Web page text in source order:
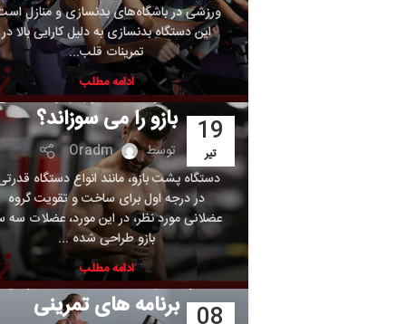
ورزشی در باشگاه‌های بدنسازی و منازل است.
این دستگاه بدنسازی به دلیل کارایی بالا در
تمرینات قلب...
ادامه مطلب
دسته‌بندی نشده
دستگاه پشت بازو چربی های
بازو را می سوزاند؟
Oradm
دستگاه پشت بازو، مانند انواع دستگاه قدرتی،
در درجه اول برای ساخت و تقویت گروه
عضلانی مورد نظر، در این مورد، عضلات سه سر
بازو طراحی شده ...
ادامه مطلب
دسته‌بندی نشده
تردمیل باشگاهی اینتنزا و
برنامه های تمرینی